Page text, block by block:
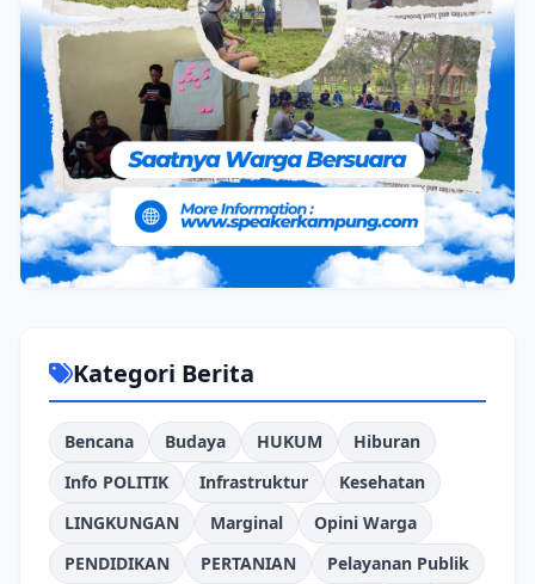
Kategori Berita
Bencana Budaya HUKUM
Hiburan
Info POLITIK
Infrastruktur
Kesehatan
LINGKUNGAN
Marginal
Opini Warga
PENDIDIKAN
PERTANIAN
Pelayanan Publik